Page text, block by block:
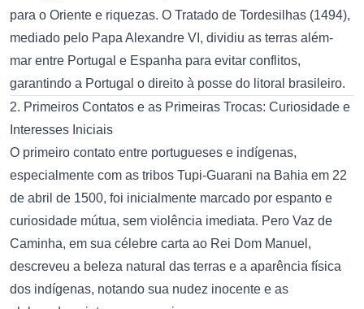
para o Oriente e riquezas. O Tratado de Tordesilhas (1494),
mediado pelo Papa Alexandre VI, dividiu as terras além-
mar entre Portugal e Espanha para evitar conflitos,
garantindo a Portugal o direito à posse do litoral brasileiro.
2. Primeiros Contatos e as Primeiras Trocas: Curiosidade e
Interesses Iniciais
O primeiro contato entre portugueses e indígenas,
especialmente com as tribos Tupi-Guarani na Bahia em 22
de abril de 1500, foi inicialmente marcado por espanto e
curiosidade mútua, sem violência imediata. Pero Vaz de
Caminha, em sua célebre carta ao Rei Dom Manuel,
descreveu a beleza natural das terras e a aparência física
dos indígenas, notando sua nudez inocente e as